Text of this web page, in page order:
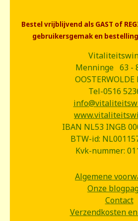
Bestel vrijblijvend als GAST of
gebruikersgemak en
Menninge 63 -
Tel-0516
IBAN NL53 INGB
BTW-id:
Kvk-nummer:
Algemene
Onze
Contact
Verzendkosten